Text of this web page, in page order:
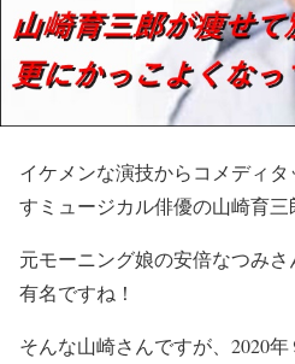
イケメンな演技からコメディ
すミュージカル俳優の山崎育三
元モーニング娘の安倍なつみ
有名ですね！
そんな山崎さんですが、2020